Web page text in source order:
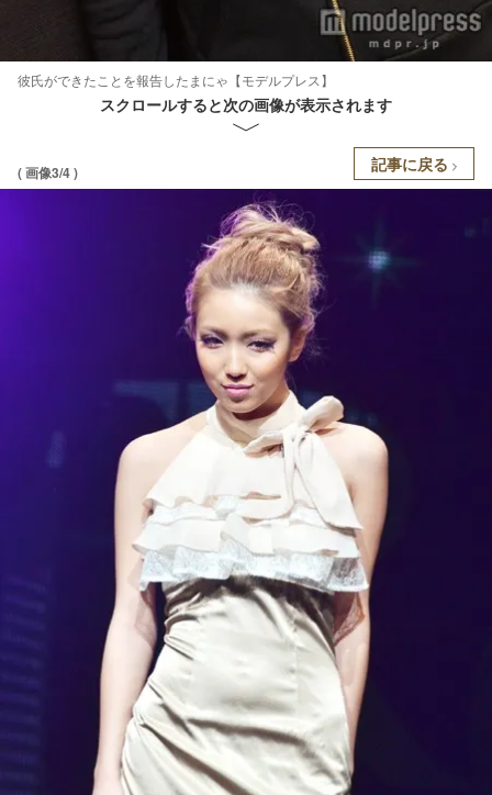
彼氏ができたことを報告したまにゃ【モデルプレス】
スクロールすると次の画像が表示されます
( 画像3/4 ) 記事に戻る